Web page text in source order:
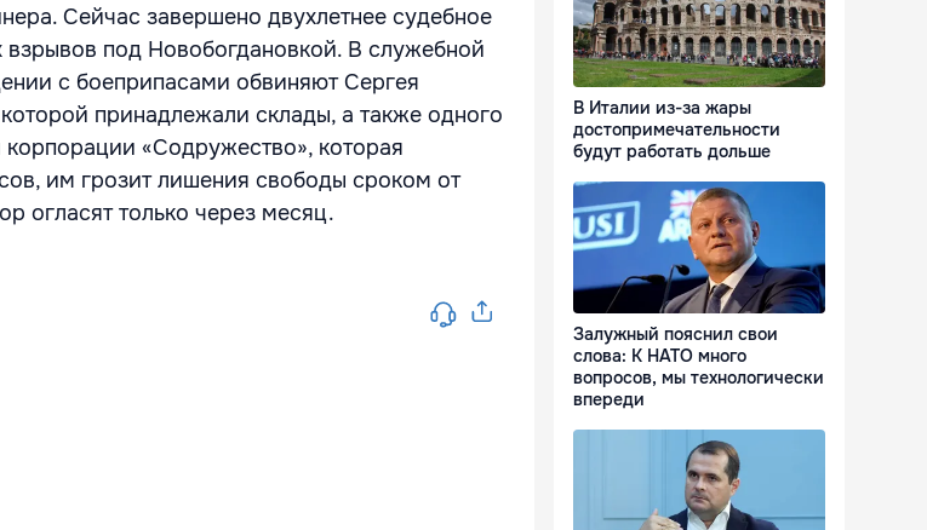
Сейчас завершено двухлетнее судебное
под Новобогдановкой. В служебной
с боеприпасами обвиняют Сергея
принадлежали склады, а также одного
«Содружество», которая
им грозит лишения свободы сроком от
огласят только через месяц.
В Италии из-за жары
достопримечательности
будут работать дольше
Залужный пояснил свои
слова: К НАТО много
вопросов, мы технологически
впереди